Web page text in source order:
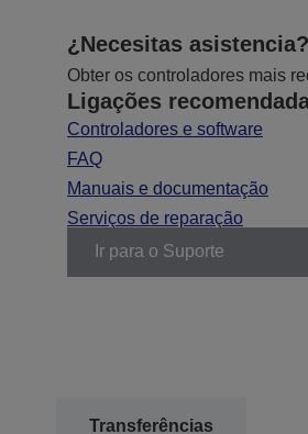
¿Necesitas asistencia?
Obter os controladores mais
Ligações
Controladores e software
FAQ
Manuais e documentação
Serviços de reparação
Ir para o Suporte
Transferências